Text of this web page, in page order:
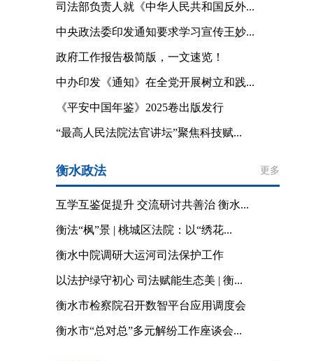
司法部负责人就《中华人民共和国反外...
中央政法委印发通知要求学习宣传王妙...
政府工作报告极简版，一文速览！
中办印发《通知》在全党开展树立和践...
《平安中国年鉴》2025卷出版发行
“最高人民法院法官讲坛”聚焦科技赋...
衡水政法 更多
互学互鉴促提升 交流研讨共善治 衡水...
衡法“枫”景 | 桃城区法院：以“绣花...
衡水中院调研大运河司法保护工作
以法护绿守初心 司法赋能生态美 | 衡...
衡水市检察院召开数智平台应用调度会
衡水市“总对总”多元解纷工作座谈会...